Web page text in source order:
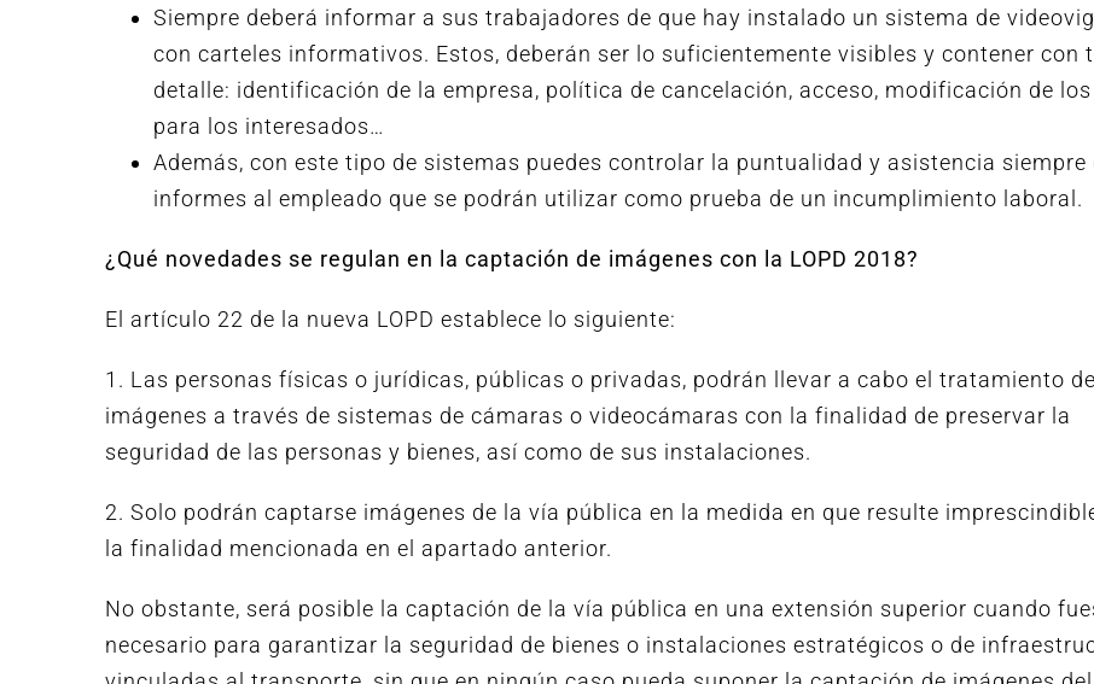
Siempre deberá informar a sus trabajadores de que hay instalado un sistema de
con carteles informativos. Estos, deberán ser lo suficientemente visibles y contener con
detalle: identificación de la empresa, política de cancelación, acceso, modificación de
para los interesados…
Además, con este tipo de sistemas puedes controlar la puntualidad y asistencia siempre
informes al empleado que se podrán utilizar como prueba de un incumplimiento laboral.
¿Qué novedades se regulan en la captación de imágenes con la LOPD 2018?
El artículo 22 de la nueva LOPD establece lo siguiente:
1. Las personas físicas o jurídicas, públicas o privadas, podrán llevar a cabo el tratamiento de
imágenes a través de sistemas de cámaras o videocámaras con la finalidad de preservar la
seguridad de las personas y bienes, así como de sus instalaciones.
2. Solo podrán captarse imágenes de la vía pública en la medida en que resulte
la finalidad mencionada en el apartado anterior.
No obstante, será posible la captación de la vía pública en una extensión superior cuando
necesario para garantizar la seguridad de bienes o instalaciones estratégicos o de